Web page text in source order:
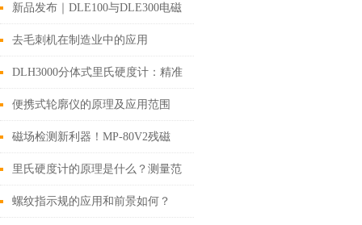
范围讲解
新品发布｜DLE100与DLE300电磁
超声测厚仪，工业测量新利器！
去毛刺机在制造业中的应用
DLH3000分体式里氏硬度计：精准
高效，随行而至！
便携式轮廓仪的原理及应用范围
磁场检测新利器！MP-80V2残磁
仪/4000高斯计，让现场检测更智
能、更高效！
里氏硬度计的原理是什么？测量范
围有哪些？
螺纹指示规的应用和前景如何？